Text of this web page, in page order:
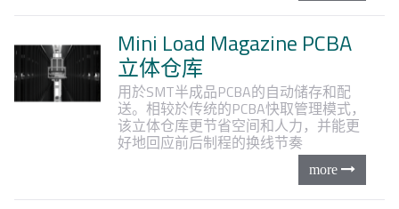
Mini Load Magazine PCBA
立体仓库
用於SMT半成品PCBA的自动储存和配
送。相较於传统的PCBA快取管理模式，
该立体仓库更节省空间和人力，并能更
好地回应前后制程的换线节奏